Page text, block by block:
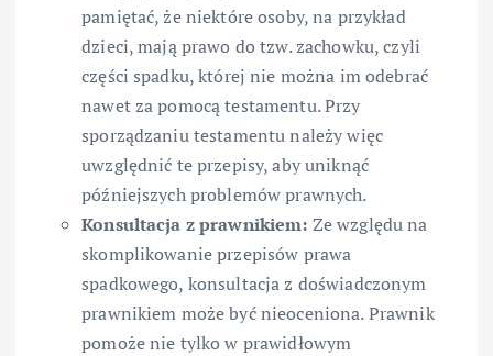
pamiętać, że niektóre osoby, na przykład
dzieci, mają prawo do tzw. zachowku, czyli
części spadku, której nie można im odebrać
nawet za pomocą testamentu. Przy
sporządzaniu testamentu należy więc
uwzględnić te przepisy, aby uniknąć
późniejszych problemów prawnych.
Konsultacja z prawnikiem: Ze względu na
skomplikowanie przepisów prawa
spadkowego, konsultacja z doświadczonym
prawnikiem może być nieoceniona. Prawnik
pomoże nie tylko w prawidłowym